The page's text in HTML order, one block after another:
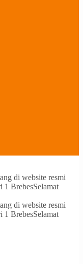
di website resmi
1 BrebesSelamat
di website resmi
1 BrebesSelamat